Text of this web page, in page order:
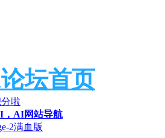
坛首页
啦
，AI网站导航
2满血版